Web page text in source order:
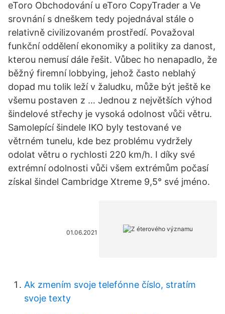
eToro Obchodování u eToro CopyTrader a Ve
srovnání s dneškem tedy pojednával stále o
relativně civilizovaném prostředí. Považoval
funkční oddělení ekonomiky a politiky za danost,
kterou nemusí dále řešit. Vůbec ho nenapadlo, že
běžný firemní lobbying, jehož často neblahý
dopad mu tolik leží v žaludku, může být ještě ke
všemu postaven z … Jednou z největších výhod
šindelové střechy je vysoká odolnost vůči větru.
Samolepící šindele IKO byly testované ve
větrném tunelu, kde bez problému vydržely
odolat větru o rychlosti 220 km/h. I díky své
extrémní odolnosti vůči všem extrémům počasí
získal šindel Cambridge Xtreme 9,5° své jméno.
01.06.2021
Ak zmením svoje telefónne číslo, stratím
svoje texty